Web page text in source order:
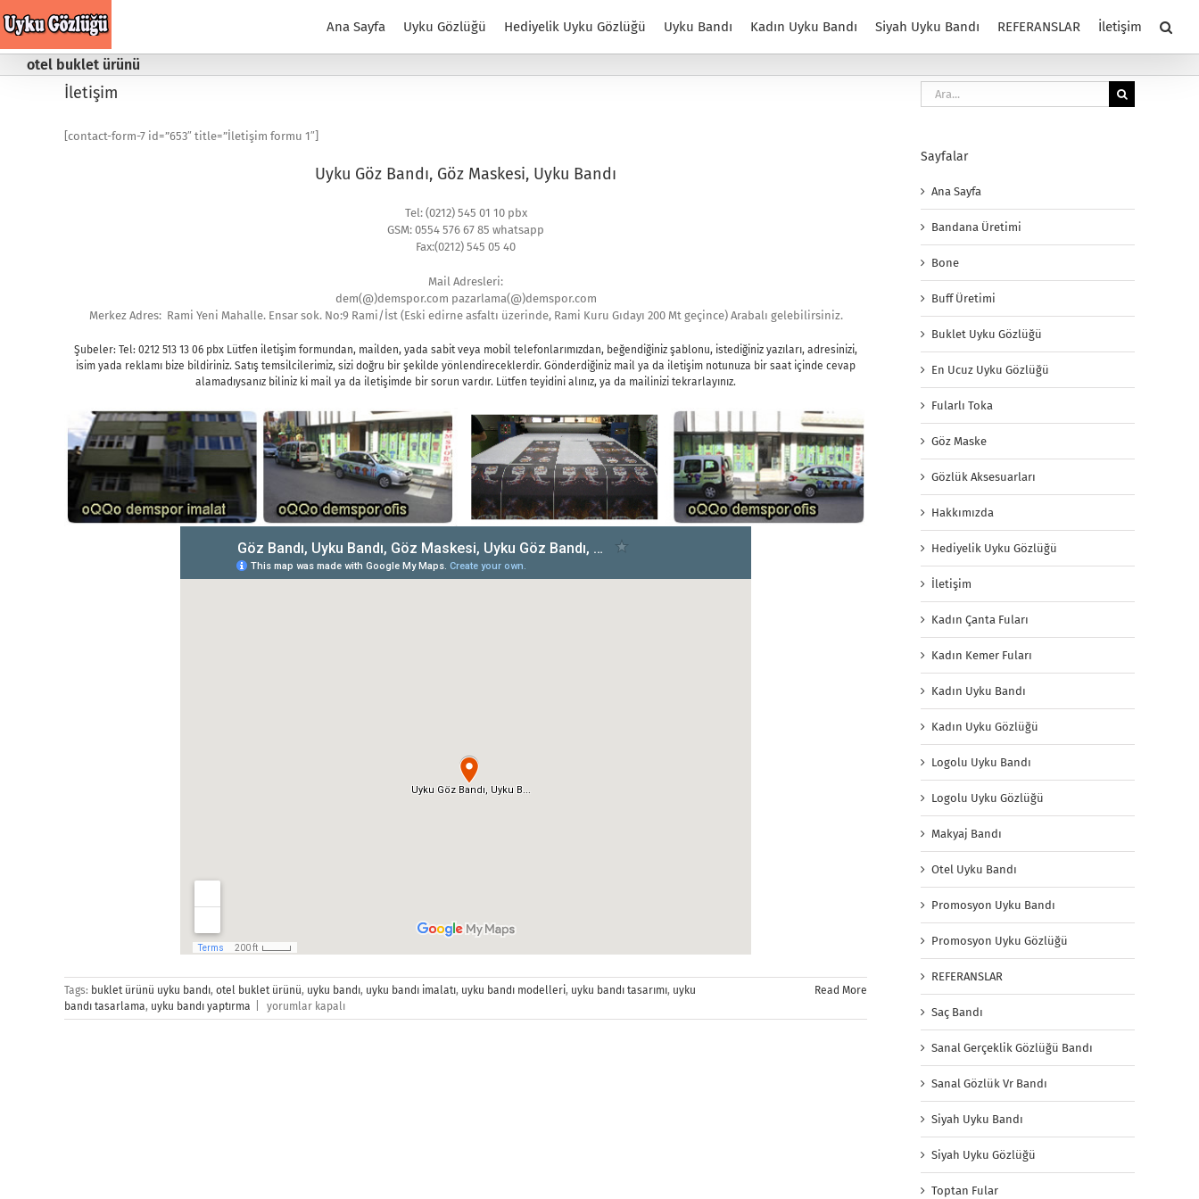
to
Ana Sayfa Uyku Gözlüğü Hediyelik Uyku Gözlüğü Uyku Bandı Kadın Uyku Bandı Siyah Uyku Bandı REFERANSLAR İletişim
otel buklet ürünü
İletişim
[contact-form-7 id=”653″ title=”İletişim formu 1″]
Uyku Göz Bandı, Göz Maskesi, Uyku Bandı
Tel: (0212) 545 01 10 pbx
GSM: 0554 576 67 85 whatsapp
Fax:(0212) 545 05 40
Mail Adresleri:
dem(@)demspor.com pazarlama(@)demspor.com
Merkez Adres: Rami Yeni Mahalle. Ensar sok. No:9 Rami/İst (Eski edirne asfaltı üzerinde, Rami Kuru Gıdayı 200 Mt geçince) Arabalı gelebilirsiniz.
Şubeler: Tel: 0212 513 13 06 pbx Lütfen iletişim formundan, mailden, yada sabit veya mobil telefonlarımızdan, beğendiğiniz şablonu, istediğiniz yazıları, adresinizi,
isim yada reklamı bize bildiriniz. Satış temsilcilerimiz, sizi doğru bir şekilde yönlendireceklerdir. Gönderdiğiniz mail ya da iletişim notunuza bir saat içinde cevap
alamadıysanız biliniz ki mail ya da iletişimde bir sorun vardır. Lütfen teyidini alınız, ya da mailinizi tekrarlayınız.
Tags: buklet ürünü uyku bandı, otel buklet ürünü, uyku bandı, uyku bandı imalatı, uyku bandı modelleri, uyku bandı tasarımı, uyku
bandı tasarlama, uyku bandı yaptırma
İletişim
için
yorumlar kapalı
Read More
Ara:
Sayfalar
Ana Sayfa
Bandana Üretimi
Bone
Buff Üretimi
Buklet Uyku Gözlüğü
En Ucuz Uyku Gözlüğü
Fularlı Toka
Göz Maske
Gözlük Aksesuarları
Hakkımızda
Hediyelik Uyku Gözlüğü
İletişim
Kadın Çanta Fuları
Kadın Kemer Fuları
Kadın Uyku Bandı
Kadın Uyku Gözlüğü
Logolu Uyku Bandı
Logolu Uyku Gözlüğü
Makyaj Bandı
Otel Uyku Bandı
Promosyon Uyku Bandı
Promosyon Uyku Gözlüğü
REFERANSLAR
Saç Bandı
Sanal Gerçeklik Gözlüğü Bandı
Sanal Gözlük Vr Bandı
Siyah Uyku Bandı
Siyah Uyku Gözlüğü
Toptan Fular